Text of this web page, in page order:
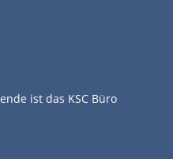
ist das KSC Büro